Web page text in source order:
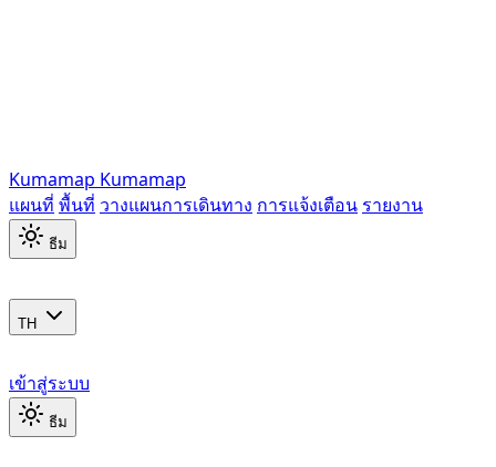
Kumamap Kumamap
แผนที่ พื้นที่ วางแผนการเดินทาง การแจ้งเตือน รายงาน
ธีม
TH
เข้าสู่ระบบ
ธีม